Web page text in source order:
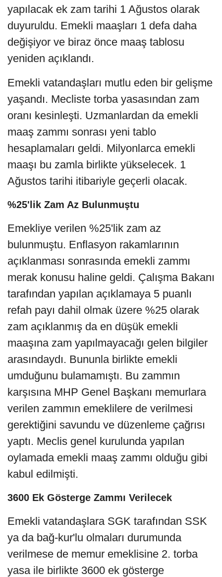
yapılacak ek zam tarihi 1 Ağustos olarak
duyuruldu. Emekli maaşları 1 defa daha
değişiyor ve biraz önce maaş tablosu
yeniden açıklandı.
Emekli vatandaşları mutlu eden bir gelişme
yaşandı. Mecliste torba yasasından zam
oranı kesinleşti. Uzmanlardan da emekli
maaş zammı sonrası yeni tablo
hesaplamaları geldi. Milyonlarca emekli
maaşı bu zamla birlikte yükselecek. 1
Ağustos tarihi itibariyle geçerli olacak.
%25'lik Zam Az Bulunmuştu
Emekliye verilen %25'lik zam az
bulunmuştu. Enflasyon rakamlarının
açıklanması sonrasında emekli zammı
merak konusu haline geldi. Çalışma Bakanı
tarafından yapılan açıklamaya 5 puanlı
refah payı dahil olmak üzere %25 olarak
zam açıklanmış da en düşük emekli
maaşına zam yapılmayacağı gelen bilgiler
arasındaydı. Bununla birlikte emekli
umduğunu bulamamıştı. Bu zammın
karşısına MHP Genel Başkanı memurlara
verilen zammın emeklilere de verilmesi
gerektiğini savundu ve düzenleme çağrısı
yaptı. Meclis genel kurulunda yapılan
oylamada emekli maaş zammı olduğu gibi
kabul edilmişti.
3600 Ek Gösterge Zammı Verilecek
Emekli vatandaşlara SGK tarafından SSK
ya da bağ-kur'lu olmaları durumunda
verilmese de memur emeklisine 2. torba
yasa ile birlikte 3600 ek gösterge